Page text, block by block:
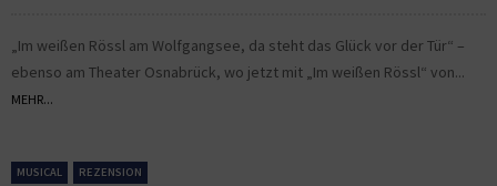
„Im weißen Rössl am Wolfgangsee, da steht das Glück vor der Tür“ –
ebenso am Theater Osnabrück, wo jetzt mit „Im weißen Rössl“ von...
MEHR...
MUSICAL REZENSION